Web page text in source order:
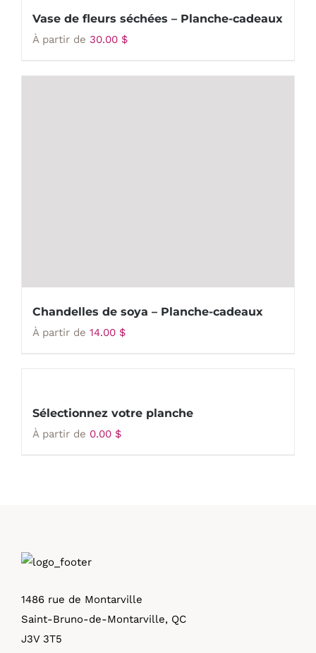
Vase de fleurs séchées – Planche-cadeaux
À partir de 30.00 $
Chandelles de soya – Planche-cadeaux
À partir de 14.00 $
Sélectionnez votre planche
À partir de 0.00 $
1486 rue de Montarville
Saint-Bruno-de-Montarville, QC
J3V 3T5